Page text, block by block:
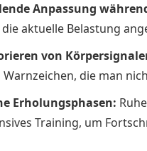
Anpassung
aktuelle Belastung
von
Warnzeichen, die man
Erholungsphasen:
Training, um